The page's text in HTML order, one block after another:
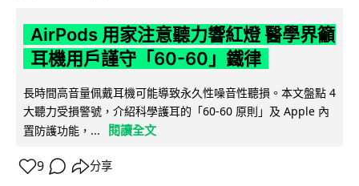
AirPods 用家注意聽力響紅燈 醫學界籲
耳機用戶謹守「60-60」鐵律
長時間高音量佩戴耳機可能導致永久性噪音性聽損。本文盤點 4
大聽力受損警號，介紹科學護耳的「60-60 原則」及 Apple 內
置防護功能，...
閱讀全文
9 分享